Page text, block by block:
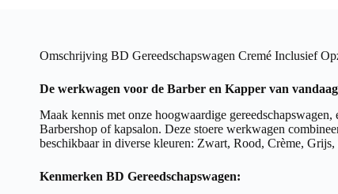
Omschrijving BD Gereedschapswagen Cremé Inclusief
De werkwagen voor de Barber en Kapper van vandaag
Maak kennis met onze hoogwaardige gereedschapswagen,
Barbershop of kapsalon. Deze stoere werkwagen
beschikbaar in diverse kleuren: Zwart, Rood, Crème, Grijs,
Kenmerken BD Gereedschapswagen: